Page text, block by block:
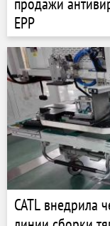
EPP
CATL внедрила